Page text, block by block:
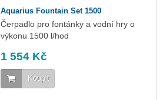
Aquarius Fountain Set 1500
Čerpadlo pro fontánky a vodní hry o
výkonu 1500 l/hod
1 554 Kč
Koupit